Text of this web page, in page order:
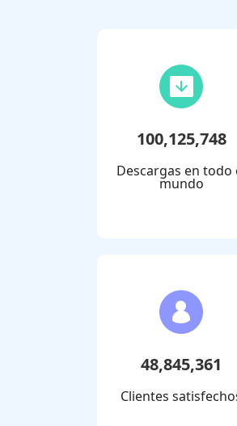
100,125,748
Descargas en todo
mundo
48,845,361
Clientes